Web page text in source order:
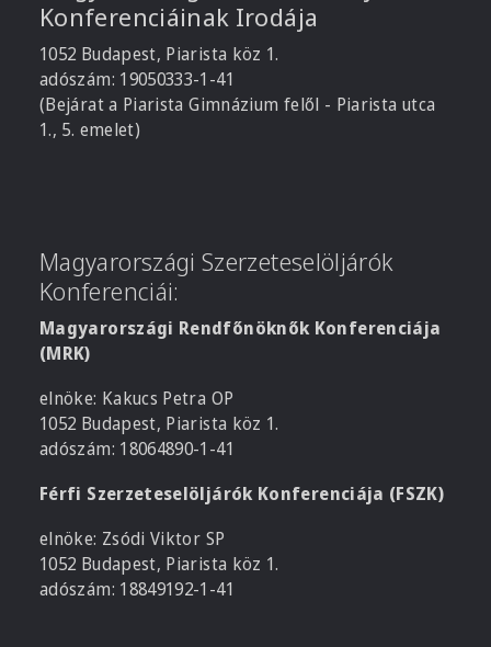
Konferenciáinak Irodája
1052 Budapest, Piarista köz 1.
adószám: 19050333-1-41
(Bejárat a Piarista Gimnázium felől - Piarista utca
1., 5. emelet)
Magyarországi Szerzeteselöljárók
Konferenciái:
Magyarországi Rendfőnöknők Konferenciája
(MRK)
elnöke: Kakucs Petra OP
1052 Budapest, Piarista köz 1.
adószám: 18064890-1-41
Férfi Szerzeteselöljárók Konferenciája (FSZK)
elnöke: Zsódi Viktor SP
1052 Budapest, Piarista köz 1.
adószám: 18849192-1-41